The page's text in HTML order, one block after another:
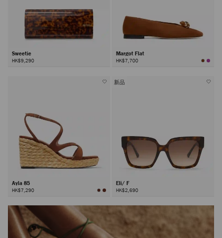
Sweetie
HK$9,290
Margot Flat
HK$7,700
Ayla 85
HK$7,290
新品
Eli/ F
HK$2,690